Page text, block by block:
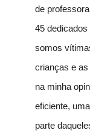
de
45
somos
crianças e
na minha
eficiente,
parte